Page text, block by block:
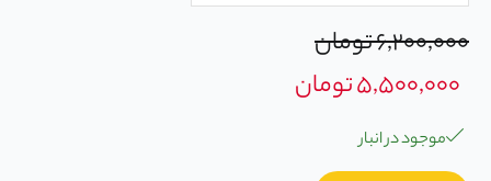
۶,۲۰۰,۰۰۰تومان
۵,۵۰۰,۰۰۰تومان
موجود در انبار